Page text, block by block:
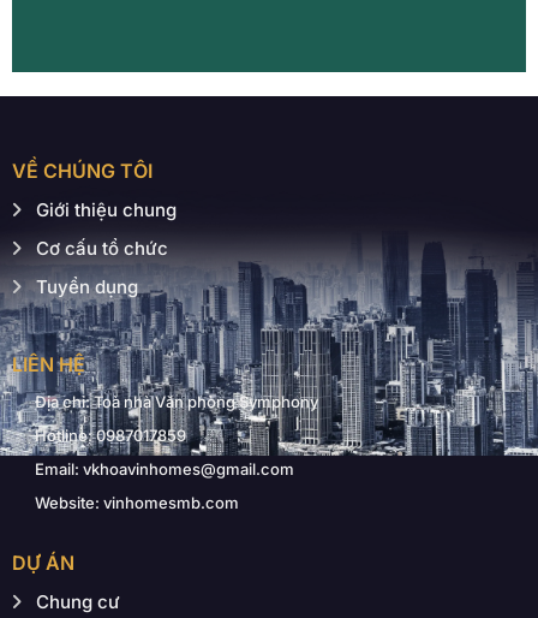
VỀ CHÚNG TÔI
Giới thiệu chung
Cơ cấu tổ chức
Tuyển dụng
LIÊN HỆ
Địa chỉ: Toà nhà Văn phòng Symphony
Hotline: 0987017859
Email: vkhoavinhomes@gmail.com
Website: vinhomesmb.com
DỰ ÁN
Chung cư